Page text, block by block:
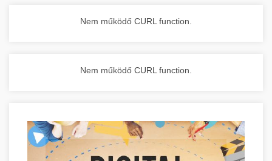
Nem működő CURL function.
Nem működő CURL function.